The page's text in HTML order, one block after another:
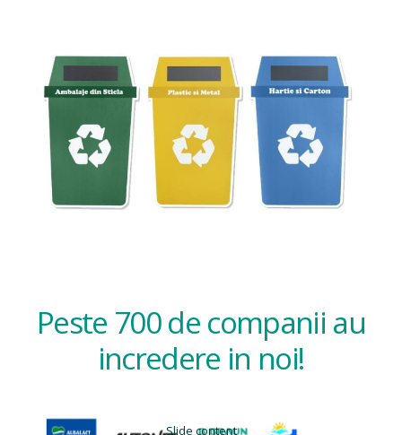
Peste 700 de companii au
incredere in noi!
Slide content